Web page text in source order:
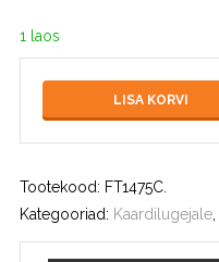
1 laos
LISA KORVI
Tootekood: FT1475C
Kategooriad: Kaardilugejale